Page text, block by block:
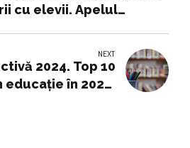
cu elevii. Apelul
NEXT
2024. Top 10
în 2024.